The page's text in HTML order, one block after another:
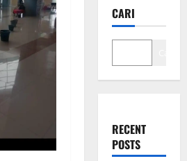
CARI
RECENT
POSTS